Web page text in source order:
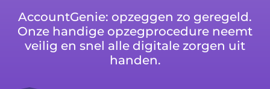
AccountGenie: opzeggen zo geregeld.
Onze handige opzegprocedure neemt
veilig en snel alle digitale zorgen uit
handen.